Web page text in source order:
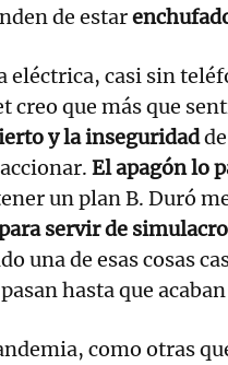
de estar
eléctrica, casi sin
creo que más que
y la inseguridadde
El apagón lo
un plan B. Duró
servir de simulacro
una de esas cosas
hasta que
como otras